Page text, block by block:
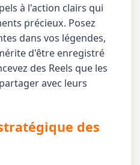
à l'action clairs qui
précieux. Posez
dans vos légendes,
d'être enregistré
des Reels que les
avec leurs
des